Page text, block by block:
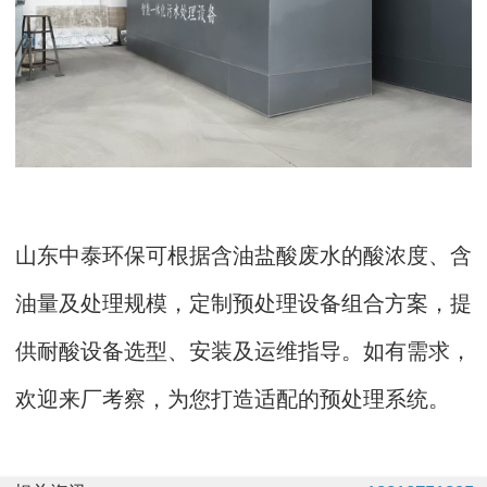
山东中泰环保可根据含油盐酸废水的酸浓度、含
油量及处理规模，定制预处理设备组合方案，提
供耐酸设备选型、安装及运维指导。如有需求，
欢迎来厂考察，为您打造适配的预处理系统。